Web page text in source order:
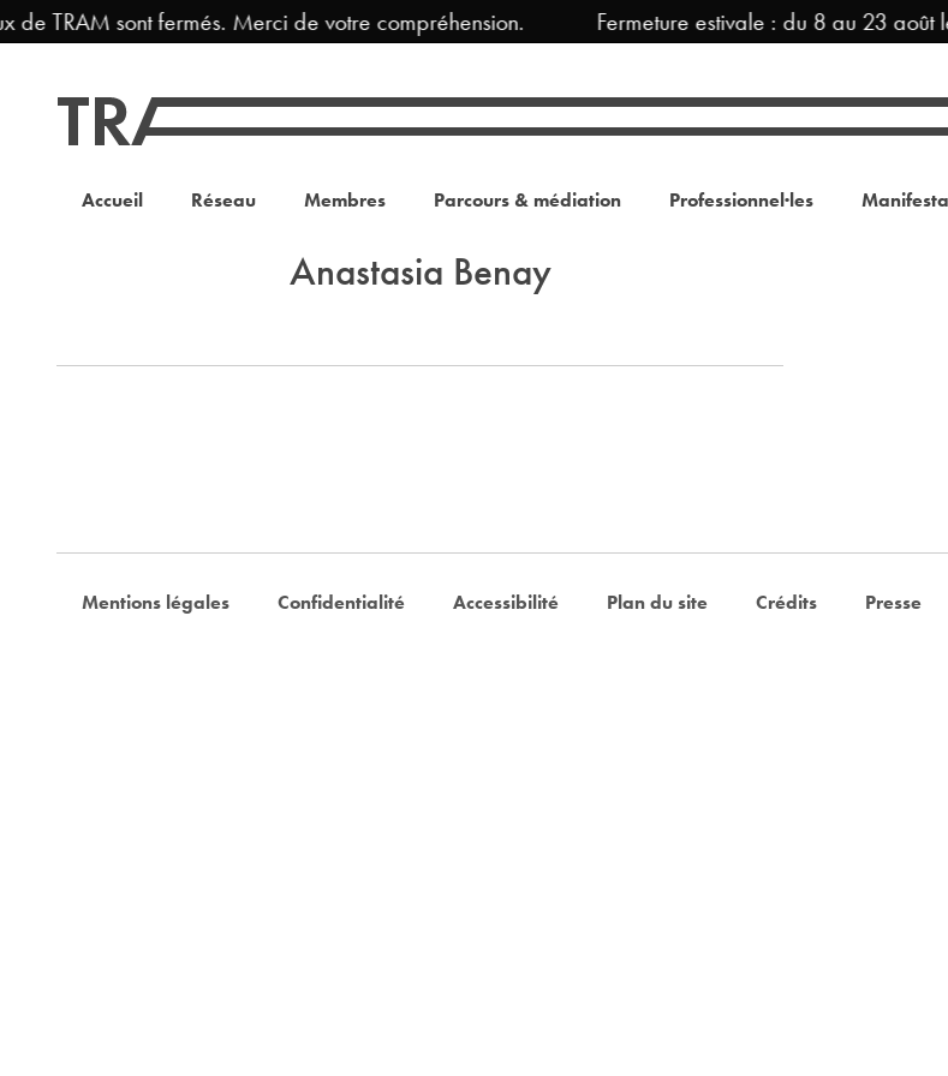
TRAM sont fermés. Merci de votre compréhension. Fermeture estivale : du 8 au 23 août
Accueil Réseau Membres Parcours & médiation Professionnel·les
Anastasia Benay
Mentions légales Confidentialité Accessibilité Plan du site Crédits Presse